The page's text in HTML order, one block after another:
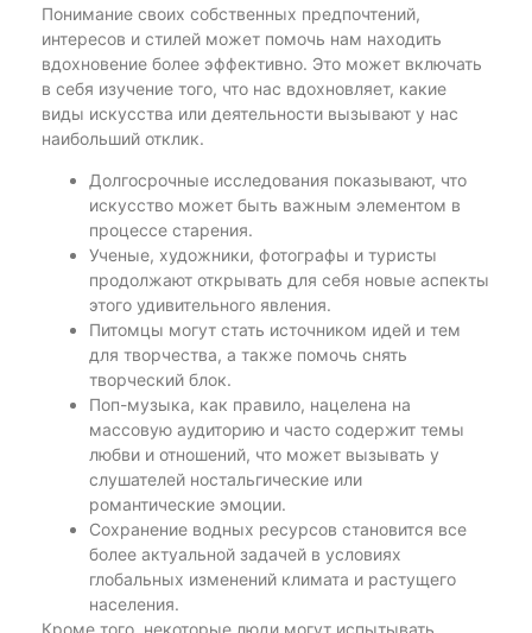
Понимание своих собственных предпочтений,
интересов и стилей может помочь нам находить
вдохновение более эффективно. Это может включать
в себя изучение того, что нас вдохновляет, какие
виды искусства или деятельности вызывают у нас
наибольший отклик.
Долгосрочные исследования показывают, что
искусство может быть важным элементом в
процессе старения.
Ученые, художники, фотографы и туристы
продолжают открывать для себя новые аспекты
этого удивительного явления.
Питомцы могут стать источником идей и тем
для творчества, а также помочь снять
творческий блок.
Поп-музыка, как правило, нацелена на
массовую аудиторию и часто содержит темы
любви и отношений, что может вызывать у
слушателей ностальгические или
романтические эмоции.
Сохранение водных ресурсов становится все
более актуальной задачей в условиях
глобальных изменений климата и растущего
населения.
Кроме того, некоторые люди могут испытывать